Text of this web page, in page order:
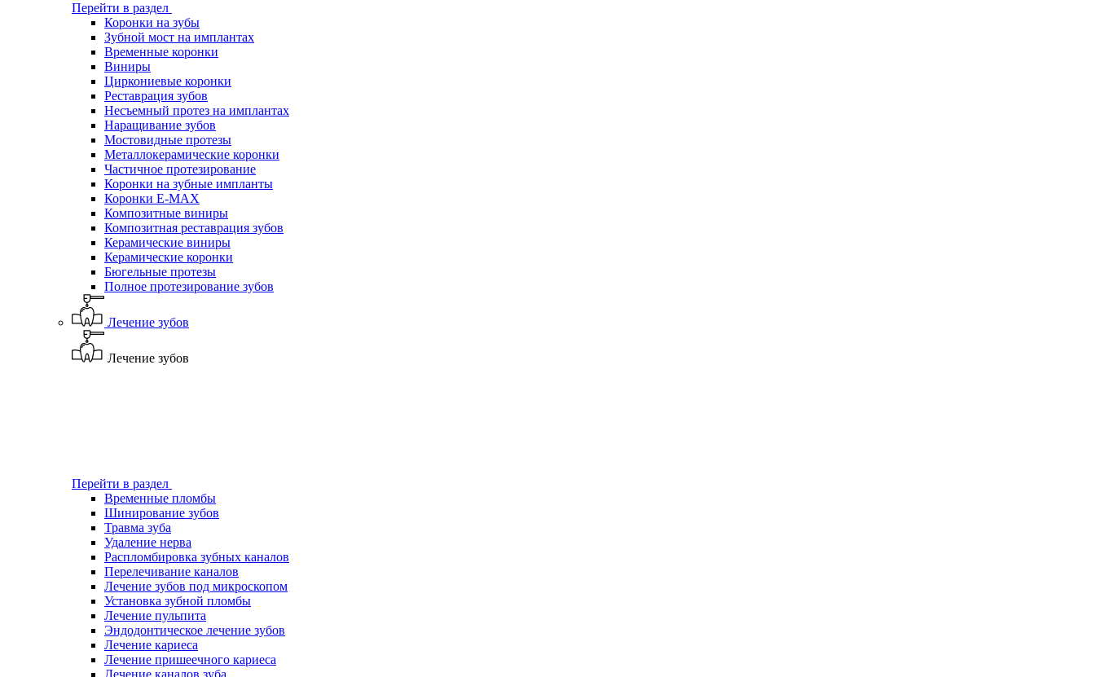
Перейти в раздел
Коронки на зубы
Зубной мост на имплантах
Временные коронки
Виниры
Циркониевые коронки
Реставрация зубов
Несъемный протез на имплантах
Наращивание зубов
Мостовидные протезы
Металлокерамические коронки
Частичное протезирование
Коронки на зубные импланты
Коронки E-MAX
Композитные виниры
Композитная реставрация зубов
Керамические виниры
Керамические коронки
Бюгельные протезы
Полное протезирование зубов
Лечение зубов
Лечение зубов
Перейти в раздел
Временные пломбы
Шинирование зубов
Травма зуба
Удаление нерва
Распломбировка зубных каналов
Перелечивание каналов
Лечение зубов под микроскопом
Установка зубной пломбы
Лечение пульпита
Эндодонтическое лечение зубов
Лечение кариеса
Лечение пришеечного кариеса
Лечение каналов зуба